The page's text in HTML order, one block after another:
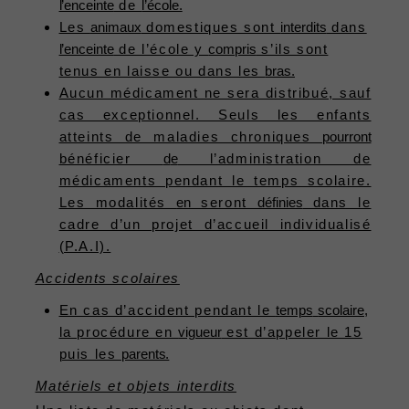
l’enceintede
l’école.
Les animaux domestiques sont interdits dans
l’enceintede l’école ycompris s’ils sont
tenus en laisse ou dans les
bras.
Aucun médicament ne sera distribué, sauf
cas exceptionnel. Seuls les enfants
atteints de maladies chroniques pourront
bénéficier del’administration de
médicaments pendant le temps scolaire.
Les modalitésenseront définies dans le
cadre d’un projet d’accueil individualisé
(P.A.I).
Accidents scolaires
En cas d’accident pendant le temps scolaire,
la procédure envigueurest d’appeler le 15
puis les parents.
Matériels et objets interdits